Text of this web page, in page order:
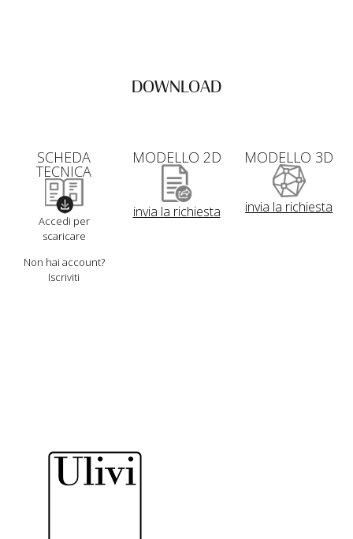
DOWNLOAD
SCHEDA
TECNICA
Accedi per
scaricare
Non hai account?
Iscriviti
MODELLO 2D
invia la richiesta
MODELLO 3D
invia la richiesta